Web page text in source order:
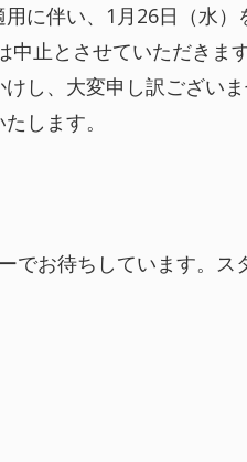
に伴い、1月26日（水）
止とさせていただきます
し、大変申し訳ございま
します。
でお待ちしています。